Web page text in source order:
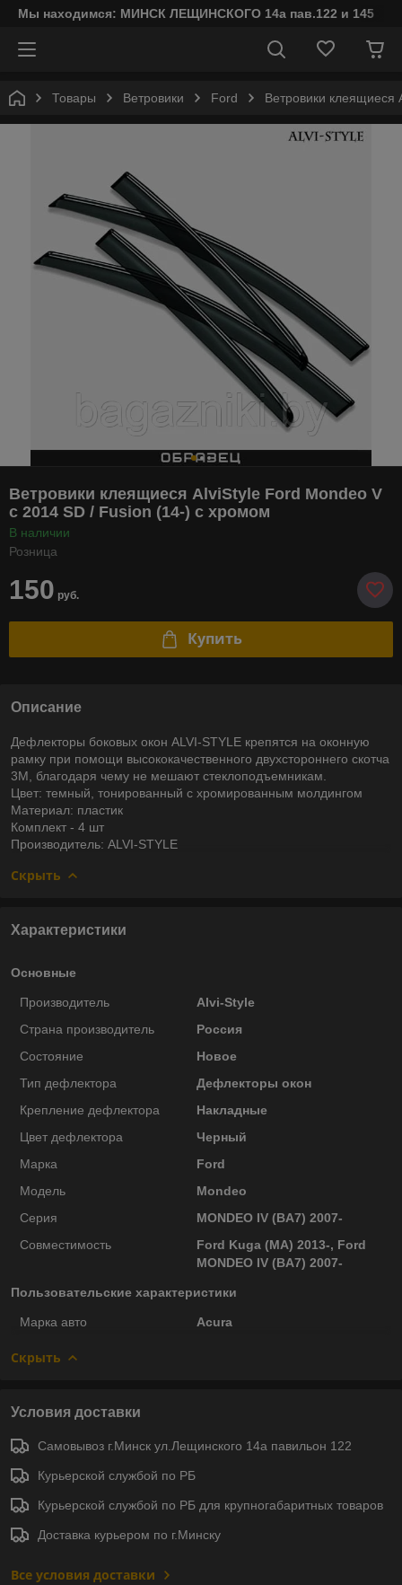
Мы находимся: МИНСК ЛЕЩИНСКОГО 14а пав.122 и 145
Товары Ветровики Ford Ветровики
Ветровики клеящиеся AlviStyle Ford Mondeo V
c 2014 SD / Fusion (14-) с хромом
В наличии
Розница
150 руб.
Купить
Описание
Дефлекторы боковых окон ALVI-STYLE крепятся на оконную
рамку при помощи высококачественного двухстороннего скотча
3М, благодаря чему не мешают стеклоподъемникам.
Цвет: темный, тонированный с хромированным молдингом
Материал: пластик
Комплект - 4 шт
Производитель: ALVI-STYLE
Скрыть
Характеристики
Основные
Производитель
Alvi-Style
Страна производитель
Россия
Состояние
Новое
Тип дефлектора
Дефлекторы окон
Крепление дефлектора
Накладные
Цвет дефлектора
Черный
Марка
Ford
Модель
Mondeo
Серия
MONDEO IV (BA7) 2007-
Совместимость
Ford Kuga (MA) 2013-, Ford
MONDEO IV (BA7) 2007-
Пользовательские характеристики
Марка авто Acura
Скрыть
Условия доставки
Самовывоз г.Минск ул.Лещинского 14а павильон 122
Курьерской службой по РБ
Курьерской службой по РБ для крупногабаритных товаров
Доставка курьером по г.Минску
Все условия доставки